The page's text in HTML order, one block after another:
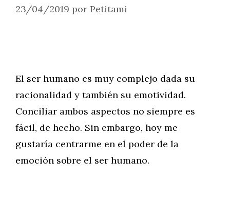
23/04/2019 por Petitami
El ser humano es muy complejo dada su
racionalidad y también su emotividad.
Conciliar ambos aspectos no siempre es
fácil, de hecho. Sin embargo, hoy me
gustaría centrarme en el poder de la
emoción sobre el ser humano.